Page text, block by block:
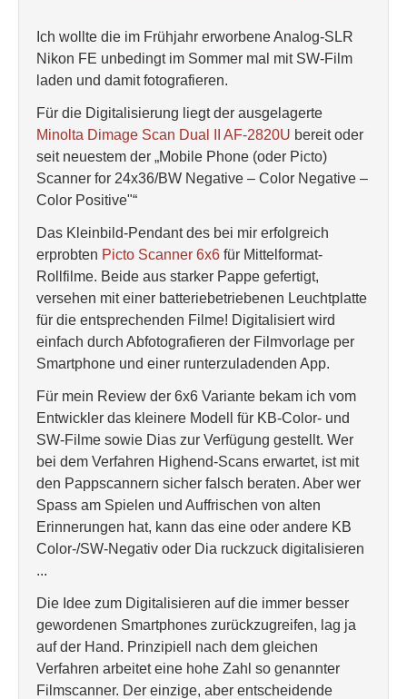
Ich wollte die im Frühjahr erworbene Analog-SLR
Nikon FE unbedingt im Sommer mal mit SW-Film
laden und damit fotografieren.
Für die Digitalisierung liegt der ausgelagerte
Minolta Dimage Scan Dual II AF-2820U bereit oder
seit neuestem der „Mobile Phone (oder Picto)
Scanner for 24x36/BW Negative – Color Negative –
Color Positive"“
Das Kleinbild-Pendant des bei mir erfolgreich
erprobten Picto Scanner 6x6 für Mittelformat-
Rollfilme. Beide aus starker Pappe gefertigt,
versehen mit einer batteriebetriebenen Leuchtplatte
für die entsprechenden Filme! Digitalisiert wird
einfach durch Abfotografieren der Filmvorlage per
Smartphone und einer runterzuladenden App.
Für mein Review der 6x6 Variante bekam ich vom
Entwickler das kleinere Modell für KB-Color- und
SW-Filme sowie Dias zur Verfügung gestellt. Wer
bei dem Verfahren Highend-Scans erwartet, ist mit
den Pappscannern sicher falsch beraten. Aber wer
Spass am Spielen und Auffrischen von alten
Erinnerungen hat, kann das eine oder andere KB
Color-/SW-Negativ oder Dia ruckzuck digitalisieren
...
Die Idee zum Digitalisieren auf die immer besser
gewordenen Smartphones zurückzugreifen, lag ja
auf der Hand. Prinzipiell nach dem gleichen
Verfahren arbeitet eine hohe Zahl so genannter
Filmscanner. Der einzige, aber entscheidende